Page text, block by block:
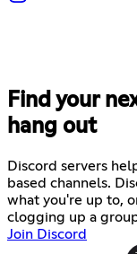
Find your
hang out
Discord servers
based channels.
what you're up to,
clogging up a
Join Discord